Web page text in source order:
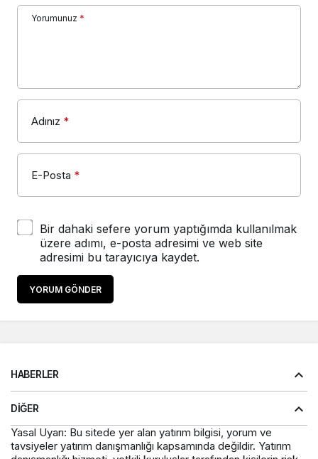
Yorumunuz *
Adınız *
E-Posta *
Bir dahaki sefere yorum yaptığımda kullanılmak
üzere adımı, e-posta adresimi ve web site
adresimi bu tarayıcıya kaydet.
YORUM GÖNDER
HABERLER
DIĞER
Yasal Uyarı: Bu sitede yer alan yatırım bilgisi, yorum ve
tavsiyeler yatırım danışmanlığı kapsamında değildir. Yatırım